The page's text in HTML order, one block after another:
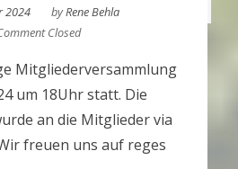
2024 byRene Behla
Closed
Mitgliederversammlung
um 18Uhr statt. Die
an die Mitglieder via
freuen uns auf reges